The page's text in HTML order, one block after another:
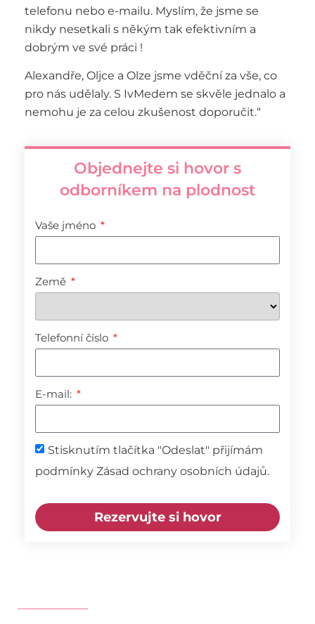
telefonu nebo e-mailu. Myslím, že jsme se
nikdy nesetkali s někým tak efektivním a
dobrým ve své práci !
Alexandře, Oljce a Olze jsme vděční za vše, co
pro nás udělaly. S IvMedem se skvěle jednalo a
nemohu je za celou zkušenost doporučit.“
Objednejte si hovor s
odborníkem na plodnost
Vaše jméno
Země
Telefonní číslo
E-mail:
Stisknutím tlačítka "Odeslat" přijímám
podmínky Zásad ochrany osobních údajů.
Rezervujte si hovor